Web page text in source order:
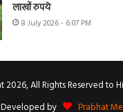
लाखों रुपये
8 July 2026 - 6:07 PM
All Rights Reserved to
by
Prabhat